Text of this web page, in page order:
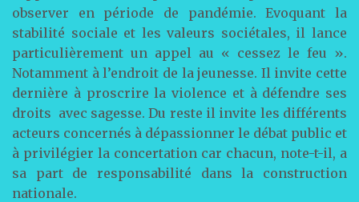
observer en période de pandémie. Evoquant la
stabilité sociale et les valeurs sociétales, il lance
particulièrement un appel au « cessez le feu ».
Notamment à l’endroit de la jeunesse. Il invite cette
dernière à proscrire la violence et à défendre ses
droits avec sagesse. Du reste il invite les différents
acteurs concernés à dépassionner le débat public et
à privilégier la concertation car chacun, note-t-il, a
sa part de responsabilité dans la construction
nationale.